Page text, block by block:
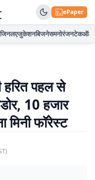
ePaper
एजुकेशनबिजनेसमनोरंजनटेकऑटो
हरित पहल से
10 हजार
मिनी फॉरेस्ट